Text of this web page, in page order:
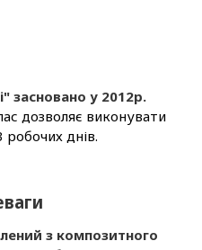
засновано у 2012р.
дозволяє виконувати
днів.
з композитного